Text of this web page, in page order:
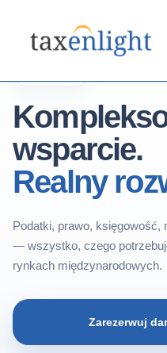
wsparcie.
Realny
Podatki, prawo, księgowość,
— wszystko, czego
rynkach międzynarodowych.
Zarezerwuj